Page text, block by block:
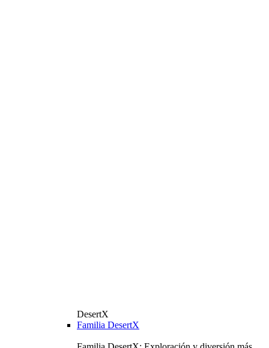
DesertX
Familia DesertX